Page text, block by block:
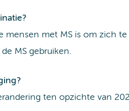
mensen met MS is om zich
MS gebruiken.
ten opzichte van